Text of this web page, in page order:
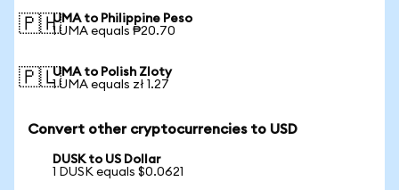
🇵🇭UMA to Philippine Peso
1 UMA equals ₱20.70
🇵🇱UMA to Polish Zloty
1 UMA equals zł 1.27
Convert other cryptocurrencies to USD
DUSK to US Dollar
1 DUSK equals $0.0621